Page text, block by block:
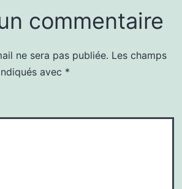
commentaire
ne sera pas publiée. Les champs
avec *